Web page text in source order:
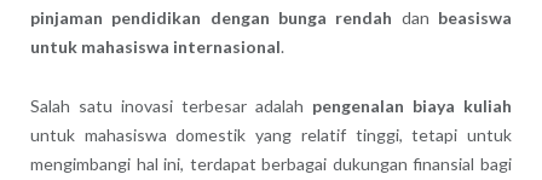
pinjaman pendidikan dengan bunga rendah dan beasiswa
untuk mahasiswa internasional.
Salah satu inovasi terbesar adalah pengenalan biaya kuliah
untuk mahasiswa domestik yang relatif tinggi, tetapi untuk
mengimbangi hal ini, terdapat berbagai dukungan finansial bagi